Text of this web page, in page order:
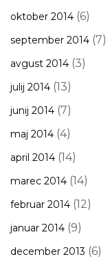
oktober 2014 (6)
september 2014 (7)
avgust 2014 (3)
julij 2014 (13)
junij 2014 (7)
maj 2014 (4)
april 2014 (14)
marec 2014 (14)
februar 2014 (12)
januar 2014 (9)
december 2013 (6)